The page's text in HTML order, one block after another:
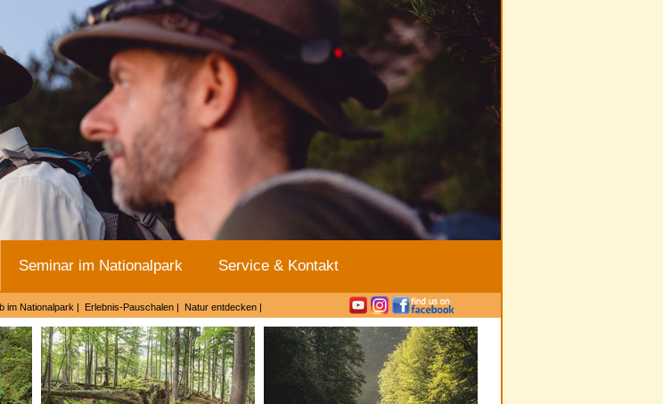
Seminar im Nationalpark Service & Kontakt
im Nationalpark | Erlebnis-Pauschalen | Natur entdecken |